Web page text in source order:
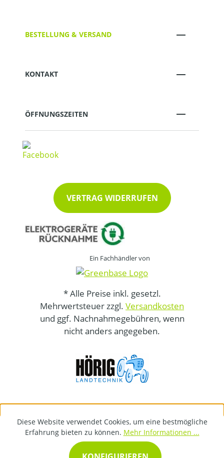
BESTELLUNG & VERSAND
KONTAKT
ÖFFNUNGSZEITEN
VERTRAG WIDERRUFEN
Ein Fachhändler von
* Alle Preise inkl. gesetzl.
Mehrwertsteuer zzgl. Versandkosten
und ggf. Nachnahmegebühren, wenn
nicht anders angegeben.
Diese Website verwendet Cookies, um eine bestmögliche
Erfahrung bieten zu können. Mehr Informationen ...